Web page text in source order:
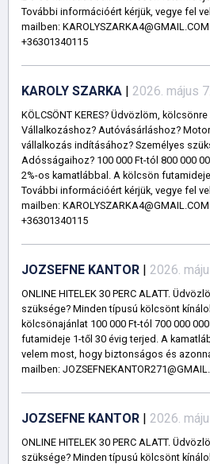
További információért kérjük, vegye fel
mailben:
+36301340115
KAROLY SZARKA | 2026. május
KÖLCSÖNT KERES? Üdvözlöm,
Vállalkozáshoz? Autóvásárláshoz?
vállalkozás indításához? Személyes
Adósságaihoz? 100 000 Ft-tól 800 000
2%-os kamatlábbal. A kölcsön
További információért kérjük, vegye fel
mailben:
+36301340115
JOZSEFNE KANTOR | 2026.
ONLINE HITELEK 30 PERC ALATT.
szüksége? Minden típusú kölcsönt
kölcsönajánlat 100 000 Ft-tól 700 000
futamideje 1-től 30 évig terjed. A
velem most, hogy biztonságos és
mailben:
JOZSEFNE KANTOR | 2026.
ONLINE HITELEK 30 PERC ALATT.
szüksége? Minden típusú kölcsönt